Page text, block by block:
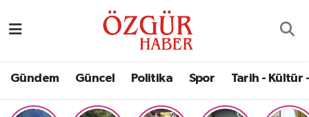
Gündem Güncel Politika Spor Tarih - Kültür
Nöbetçi Eczaneler